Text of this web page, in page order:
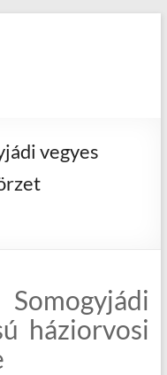
vegyes
háziorvosi